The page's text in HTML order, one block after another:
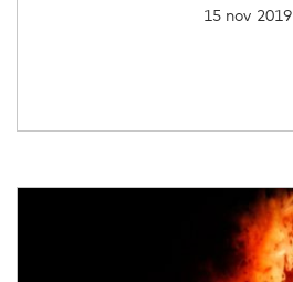
15 nov 2019